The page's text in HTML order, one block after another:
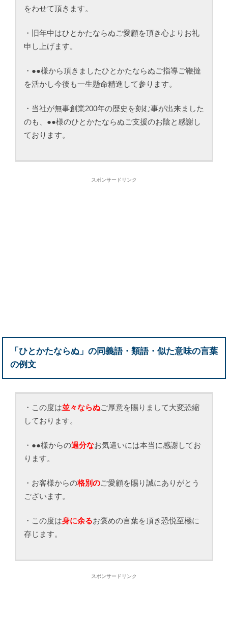
をわせて頂きます。
・旧年中はひとかたならぬご愛顧を頂き心よりお礼
申し上げます。
・●●様から頂きましたひとかたならぬご指導ご鞭撻
を活かし今後も一生懸命精進して参ります。
・当社が無事創業200年の歴史を刻む事が出来ました
のも、●●様のひとかたならぬご支援のお陰と感謝し
ております。
スポンサードリンク
「ひとかたならぬ」の同義語・類語・似た意味の言葉
の例文
・この度は並々ならぬご厚意を賜りまして大変恐縮
しております。
・●●様からの過分なお気遣いには本当に感謝してお
ります。
・お客様からの格別のご愛顧を賜り誠にありがとう
ございます。
・この度は身に余るお褒めの言葉を頂き恐悦至極に
存じます。
スポンサードリンク